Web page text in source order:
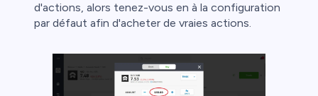
d'actions, alors tenez-vous en à la configuration
par défaut afin d'acheter de vraies actions.